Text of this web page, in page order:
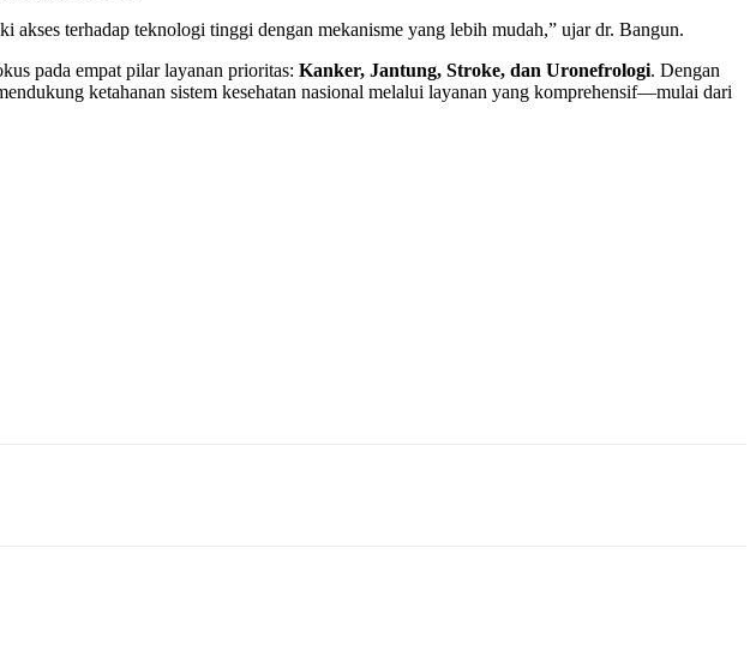
terhadap teknologi tinggi dengan mekanisme yang lebih mudah,” ujar dr. Bangun.
pada empat pilar layanan prioritas: Kanker, Jantung, Stroke, dan Uronefrologi. Dengan
ketahanan sistem kesehatan nasional melalui layanan yang komprehensif—mulai dari